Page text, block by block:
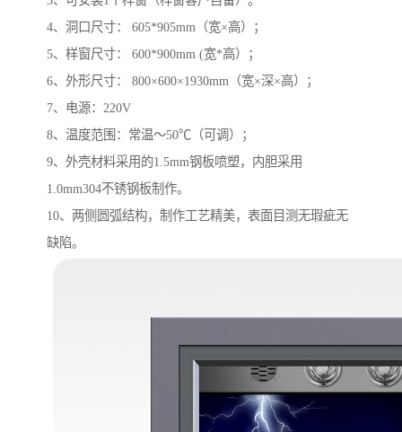
4、洞口尺寸： 605*905mm（宽×高）；
5、样窗尺寸： 600*900mm (宽*高）；
6、外形尺寸： 800×600×1930mm（宽×深×高）；
7、电源：220V
8、温度范围：常温～50℃（可调）；
9、外壳材料采用的1.5mm钢板喷塑，内胆采用
1.0mm304不锈钢板制作。
10、两侧圆弧结构，制作工艺精美，表面目测无瑕疵无
缺陷。